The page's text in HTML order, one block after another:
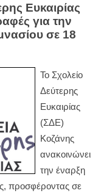
Ευκαιρίας
για την
σε 18
Το Σχολείο
Δεύτερης
Ευκαιρίας
(ΣΔΕ)
Κοζάνης
ανακοινώνει
την έναρξη
προσφέροντας σε